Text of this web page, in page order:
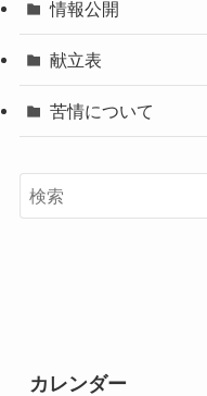
情報公開
献立表
苦情について
カレンダー